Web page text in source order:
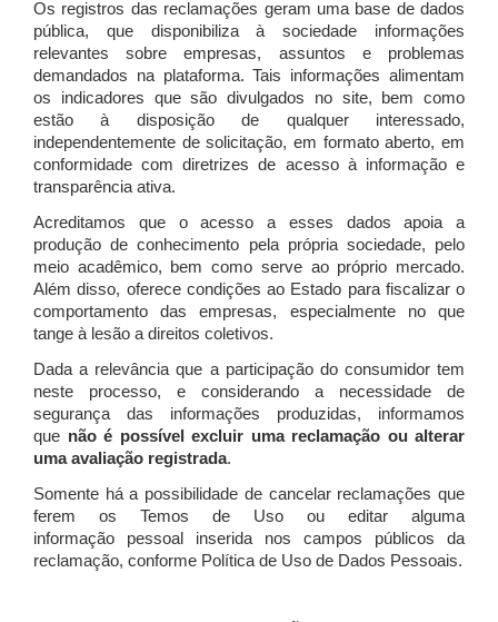
Os registros das reclamações geram uma base de dados
pública, que disponibiliza à sociedade informações
relevantes sobre empresas, assuntos e problemas
demandados na plataforma. Tais informações alimentam
os indicadores que são divulgados no site, bem como
estão à disposição de qualquer interessado,
independentemente de solicitação, em formato aberto, em
conformidade com diretrizes de acesso à informação e
transparência ativa.
Acreditamos que o acesso a esses dados apoia a
produção de conhecimento pela própria sociedade, pelo
meio acadêmico, bem como serve ao próprio mercado.
Além disso, oferece condições ao Estado para fiscalizar o
comportamento das empresas, especialmente no que
tange à lesão a direitos coletivos.
Dada a relevância que a participação do consumidor tem
neste processo, e considerando a necessidade de
segurança das informações produzidas, informamos
que não é possível excluir uma reclamação ou alterar
uma avaliação registrada.
Somente há a possibilidade de cancelar reclamações que
ferem os Temos de Uso ou editar alguma
informação pessoal inserida nos campos públicos da
reclamação, conforme Política de Uso de Dados Pessoais.